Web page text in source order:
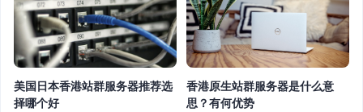
美国日本香港站群服务器推荐选
择哪个好
香港原生站群服务器是什么意
思？有何优势